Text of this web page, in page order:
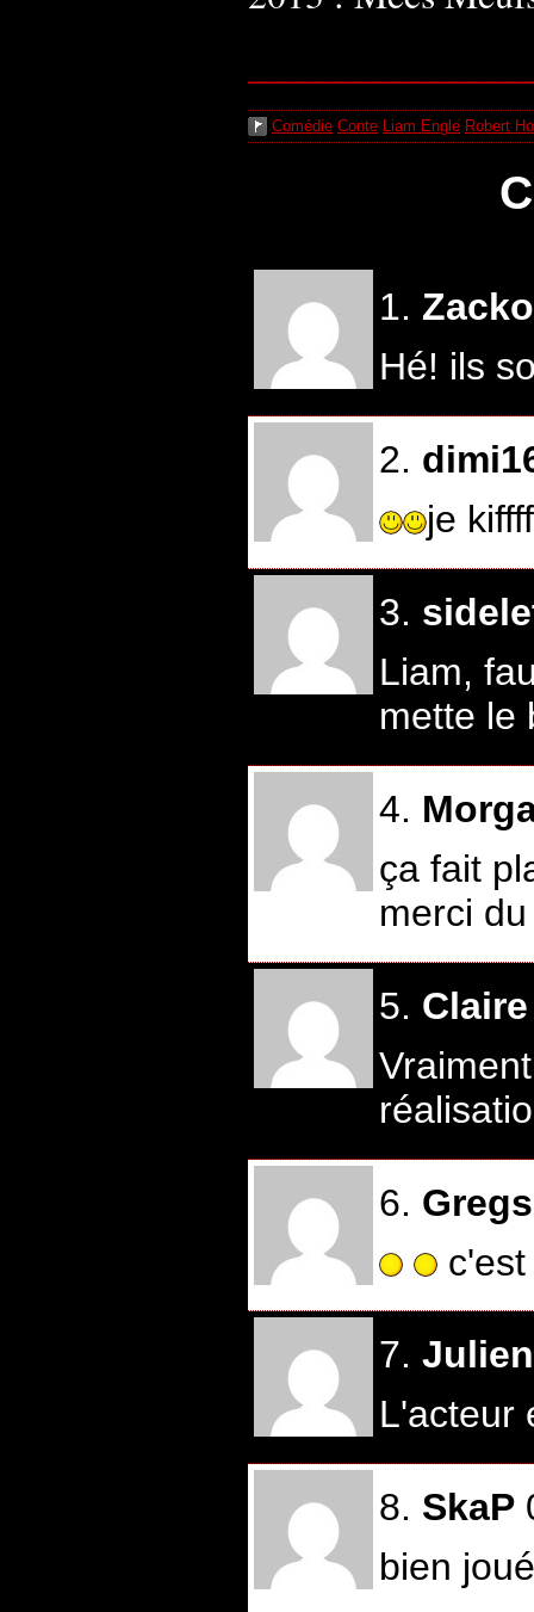
Comédie Conte Liam Engle Robert
1.
Hé! ils
2.
je
3.
Liam,
mette le
4.
ça fait
merci
5.
6.
7.
L'acteur
8. SkaP
bien